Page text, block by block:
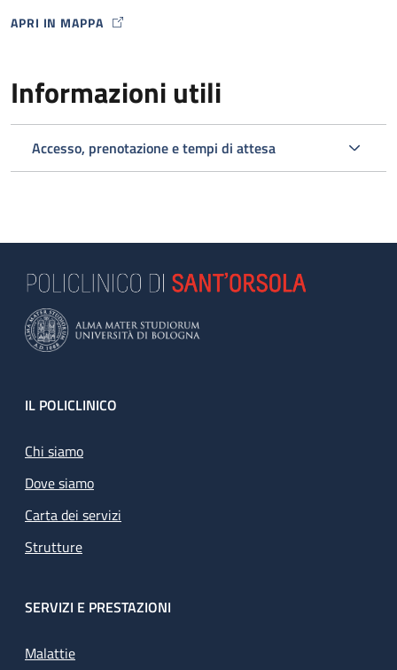
APRI IN MAPPA
MAP ICON
Informazioni utili
Accesso, prenotazione e tempi di attesa
Footer
IL POLICLINICO
Chi siamo
Dove siamo
Carta dei servizi
Strutture
SERVIZI E PRESTAZIONI
Malattie